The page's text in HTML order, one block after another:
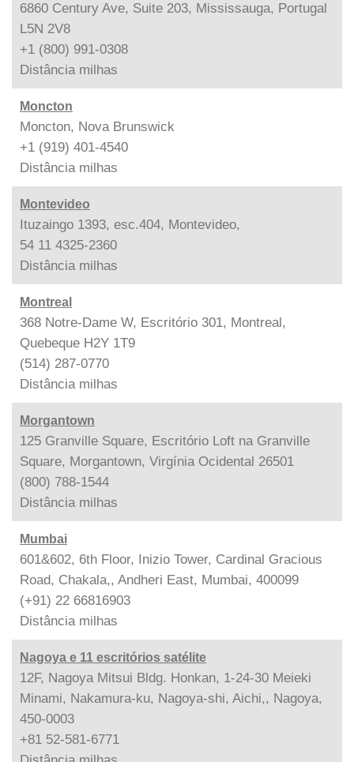
6860 Century Ave, Suite 203, Mississauga, Portugal
L5N 2V8
+1 (800) 991-0308
Distância milhas
Moncton
Moncton, Nova Brunswick
+1 (919) 401-4540
Distância milhas
Montevideo
Ituzaingo 1393, esc.404, Montevideo,
54 11 4325-2360
Distância milhas
Montreal
368 Notre-Dame W, Escritório 301, Montreal,
Quebeque H2Y 1T9
(514) 287-0770
Distância milhas
Morgantown
125 Granville Square, Escritório Loft na Granville
Square, Morgantown, Virgínia Ocidental 26501
(800) 788-1544
Distância milhas
Mumbai
601&602, 6th Floor, Inizio Tower, Cardinal Gracious
Road, Chakala,, Andheri East, Mumbai, 400099
(+91) 22 66816903
Distância milhas
Nagoya e 11 escritórios satélite
12F, Nagoya Mitsui Bldg. Honkan, 1-24-30 Meieki
Minami, Nakamura-ku, Nagoya-shi, Aichi,, Nagoya,
450-0003
+81 52-581-6771